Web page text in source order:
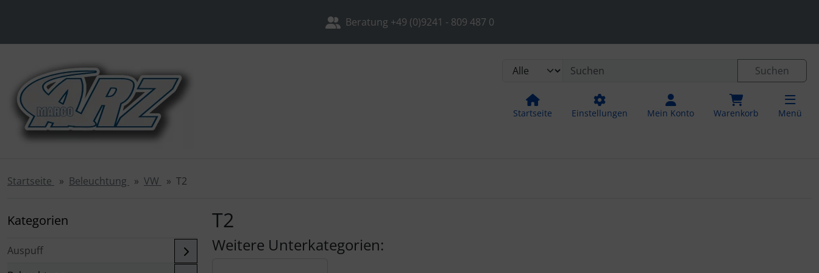
Beratung +49 (0)9241 - 809 487 0
Suchen
Startseite Einstellungen Mein Konto Warenkorb Menü
Startseite Beleuchtung VW T2
Kategorien
Auspuff
T2
Weitere Unterkategorien: